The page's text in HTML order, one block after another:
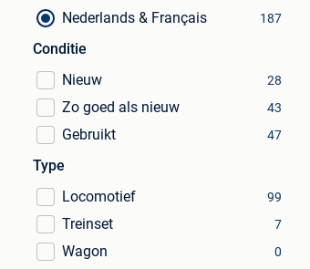
Nederlands & Français 187
Conditie
Nieuw
28
Zo goed als nieuw 43
Gebruikt 47
Type
Locomotief
99
Treinset 7
Wagon 0